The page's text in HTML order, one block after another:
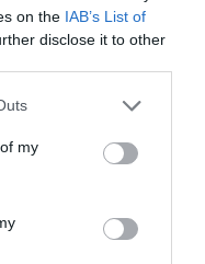
on the IAB’s List of
disclose it to other
one or more Google
You may click to
third-party tags to
in below Google
my